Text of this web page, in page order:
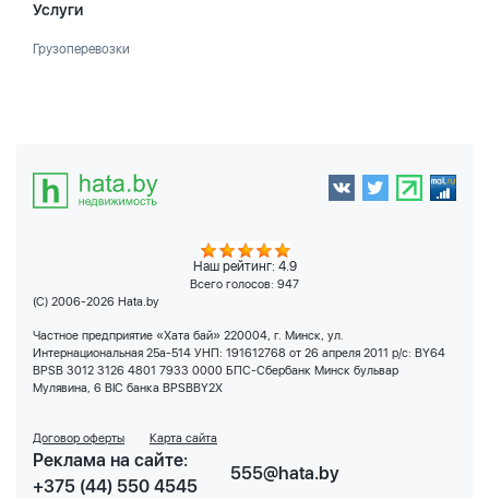
Услуги
Грузоперевозки
Наш рейтинг: 4.9
Всего голосов: 947
(C) 2006-2026 Hata.by
Частное предприятие «Хата бай» 220004, г. Минск, ул.
Интернациональная 25а-514 УНП: 191612768 от 26 апреля 2011 р/с: BY64
BPSB 3012 3126 4801 7933 0000 БПС-Сбербанк Минск бульвар
Мулявина, 6 BIC банка BPSBBY2X
Договор оферты Карта сайта
Реклама на сайте:
+375 (44) 550 4545
555@hata.by